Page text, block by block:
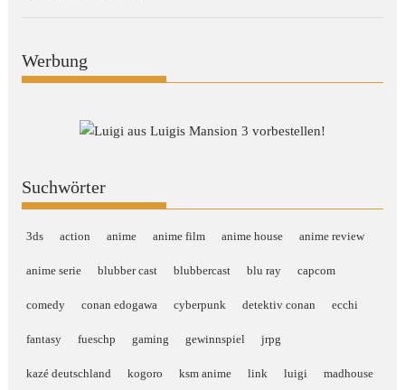
Werbung
Suchwörter
3ds action anime anime film anime house anime review
anime serie blubber cast blubbercast blu ray capcom
comedy conan edogawa cyberpunk detektiv conan ecchi
fantasy fueschp gaming gewinnspiel jrpg
kazé deutschland kogoro ksm anime link luigi madhouse